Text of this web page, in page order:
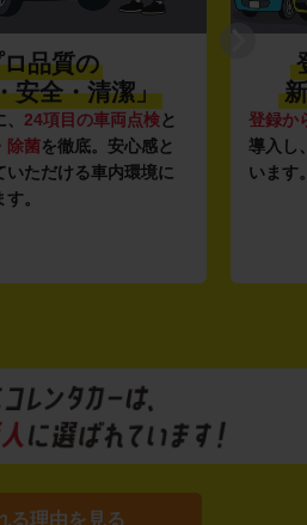
品質の
安全・清潔」
24項目の車両点検と
除菌を徹底。安心感と
いただける車内環境に
。
登録か
導入し
います
る理由を見る